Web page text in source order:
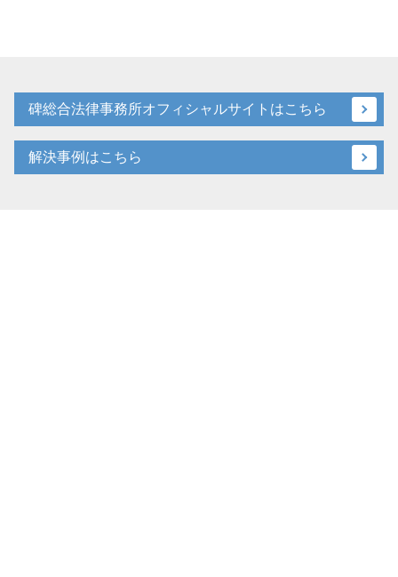
碑総合法律事務所オフィシャルサイトはこちら
解決事例はこちら